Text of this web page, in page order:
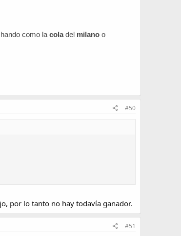
como la coladel milano o
#50
por lo tanto no hay todavía ganador.
#51